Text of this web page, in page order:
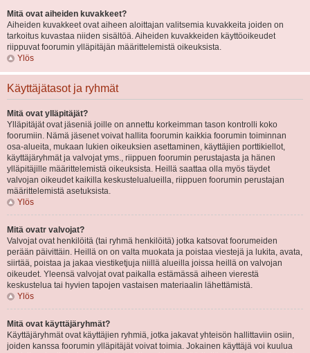
Mitä ovat aiheiden kuvakkeet?
Aiheiden kuvakkeet ovat aiheen aloittajan valitsemia kuvakkeita joiden on
tarkoitus kuvastaa niiden sisältöä. Aiheiden kuvakkeiden käyttöoikeudet
riippuvat foorumin ylläpitäjän määrittelemistä oikeuksista.
Ylös
Käyttäjätasot ja ryhmät
Mitä ovat ylläpitäjät?
Ylläpitäjät ovat jäseniä joille on annettu korkeimman tason kontrolli koko
foorumiin. Nämä jäsenet voivat hallita foorumin kaikkia foorumin toiminnan
osa-alueita, mukaan lukien oikeuksien asettaminen, käyttäjien porttikiellot,
käyttäjäryhmät ja valvojat yms., riippuen foorumin perustajasta ja hänen
ylläpitäjille määrittelemistä oikeuksista. Heillä saattaa olla myös täydet
valvojan oikeudet kaikilla keskustelualueilla, riippuen foorumin perustajan
määrittelemistä asetuksista.
Ylös
Mitä ovatr valvojat?
Valvojat ovat henkilöitä (tai ryhmä henkilöitä) jotka katsovat foorumeiden
perään päivittäin. Heillä on on valta muokata ja poistaa viestejä ja lukita, avata,
siirtää, poistaa ja jakaa viestiketjuja niillä alueilla joissa heillä on valvojan
oikeudet. Yleensä valvojat ovat paikalla estämässä aiheen vierestä
keskustelua tai hyvien tapojen vastaisen materiaalin lähettämistä.
Ylös
Mitä ovat käyttäjäryhmät?
Käyttäjäryhmät ovat käyttäjien ryhmiä, jotka jakavat yhteisön hallittaviin osiin,
joiden kanssa foorumin ylläpitäjät voivat toimia. Jokainen käyttäjä voi kuulua